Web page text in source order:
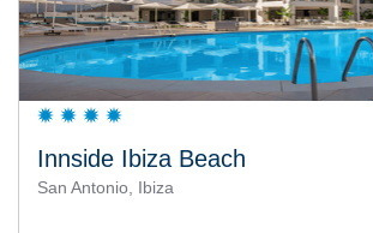
Innside Ibiza Beach
San Antonio, Ibiza